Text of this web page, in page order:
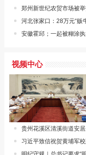
郑州新世纪农贸市场被举报
河北张家口：28万元“贩
安徽霍邱；一起被糊涂
视频中心
贵州花溪区清溪街道安
习近平致信祝贺黄埔军校建校